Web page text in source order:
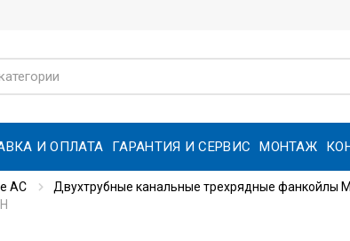
И ОПЛАТА ГАРАНТИЯ И СЕРВИС МОНТАЖ
AC
Двухтрубные канальные трехрядные фанкойлы